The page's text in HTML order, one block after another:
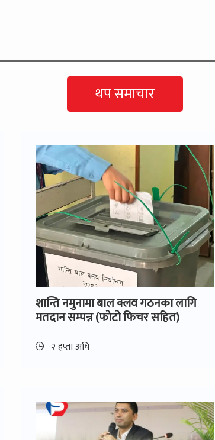
थप समाचार
शान्ति नमुनामा बाल क्लव गठनका लागि
मतदान सम्पन्न (फाेटाे फिचर सहित)
२ हप्ता अघि